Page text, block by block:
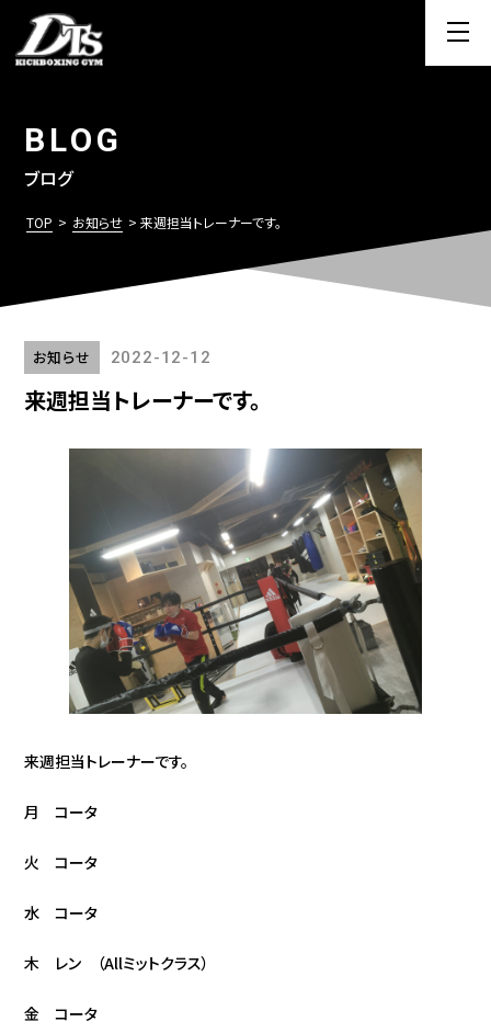
BLOG
ブログ
TOP > お知らせ > 来週担当トレーナーです。
お知らせ 2022-12-12
来週担当トレーナーです。
来週担当トレーナーです。
月 コータ
火 コータ
水 コータ
木 レン （Allミットクラス）
金 コータ